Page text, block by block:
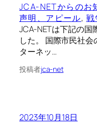
JCA-NETからのお
声明、アピール, 戦
JCA-NETは下記の国
した。 国際市民社
ターネッ…
投稿者jca-net
2023年10月18日